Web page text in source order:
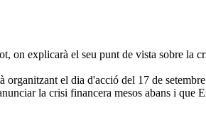
explicarà el seu punt de vista sobre la
el dia d'acció del 17 de
la crisi financera mesos abans i